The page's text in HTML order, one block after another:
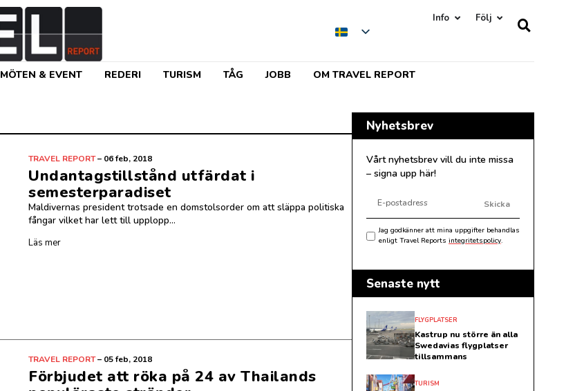
Info Följ
MÖTEN & EVENT REDERI TURISM TÅG JOBB OM TRAVEL REPORT
TRAVEL REPORT– 06 feb, 2018
Undantagstillstånd utfärdat i
semesterparadiset
Maldivernas president trotsade en domstolsorder om att släppa politiska
fångar vilket har lett till upplopp...
Läs mer
TRAVEL REPORT– 05 feb, 2018
Förbjudet att röka på 24 av Thailands
Nyhetsbrev
Vårt nyhetsbrev vill du inte missa
– signa upp här!
Jag godkänner att mina uppgifter behandlas
enligt Travel Reports integritetspolicy.
Skicka
Senaste nytt
FLYGPLATSER
Kastrup nu större än alla
Swedavias flygplatser
tillsammans
TURISM